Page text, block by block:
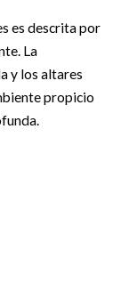
es descrita por
La
y los altares
propicio